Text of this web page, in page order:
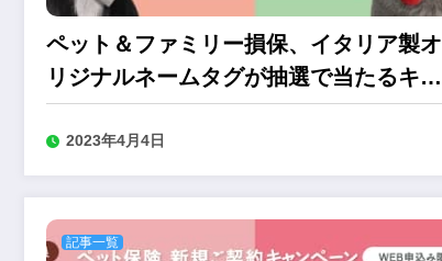
ペット＆ファミリー損保、イタリア製オ
リジナルネームタグが抽選で当たるキャ
ンペーン
2023年4月4日
記事一覧